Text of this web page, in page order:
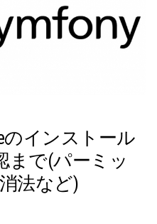
のインストール
まで(パーミッ
法など)